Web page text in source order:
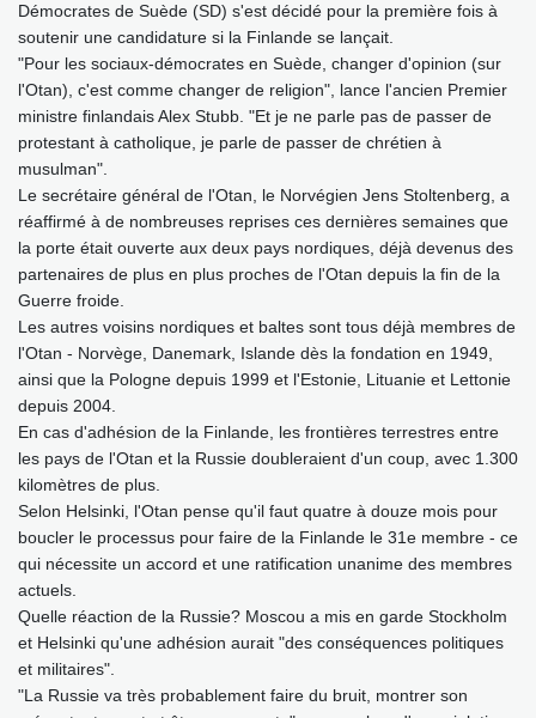
Démocrates de Suède (SD) s'est décidé pour la première fois à
soutenir une candidature si la Finlande se lançait.
"Pour les sociaux-démocrates en Suède, changer d'opinion (sur
l'Otan), c'est comme changer de religion", lance l'ancien Premier
ministre finlandais Alex Stubb. "Et je ne parle pas de passer de
protestant à catholique, je parle de passer de chrétien à
musulman".
Le secrétaire général de l'Otan, le Norvégien Jens Stoltenberg, a
réaffirmé à de nombreuses reprises ces dernières semaines que
la porte était ouverte aux deux pays nordiques, déjà devenus des
partenaires de plus en plus proches de l'Otan depuis la fin de la
Guerre froide.
Les autres voisins nordiques et baltes sont tous déjà membres de
l'Otan - Norvège, Danemark, Islande dès la fondation en 1949,
ainsi que la Pologne depuis 1999 et l'Estonie, Lituanie et Lettonie
depuis 2004.
En cas d'adhésion de la Finlande, les frontières terrestres entre
les pays de l'Otan et la Russie doubleraient d'un coup, avec 1.300
kilomètres de plus.
Selon Helsinki, l'Otan pense qu'il faut quatre à douze mois pour
boucler le processus pour faire de la Finlande le 31e membre - ce
qui nécessite un accord et une ratification unanime des membres
actuels.
Quelle réaction de la Russie? Moscou a mis en garde Stockholm
et Helsinki qu'une adhésion aurait "des conséquences politiques
et militaires".
"La Russie va très probablement faire du bruit, montrer son